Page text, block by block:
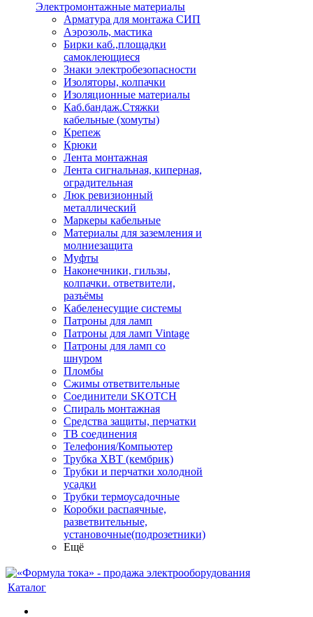
Электромонтажные материалы
Арматура для монтажа СИП
Аэрозоль, мастика
Бирки каб.,площадки
самоклеющиеся
Знаки электробезопасности
Изоляторы, колпачки
Изоляционные материалы
Каб.бандаж.Стяжки
кабельные (хомуты)
Крепеж
Крюки
Лента монтажная
Лента сигнальная, киперная,
оградительная
Люк ревизионный
металлический
Маркеры кабельные
Материалы для заземления и
молниезащита
Муфты
Наконечники, гильзы,
колпачки. ответвители,
разъёмы
Кабеленесущие системы
Патроны для ламп
Патроны для ламп Vintage
Патроны для ламп со
шнуром
Пломбы
Сжимы ответвительные
Соединители SKOTCH
Спираль монтажная
Средства защиты, перчатки
ТВ соединения
Телефония/Компьютер
Трубка ХВТ (кембрик)
Трубки и перчатки холодной
усадки
Трубки термоусадочные
Коробки распаячные,
разветвительные,
установочные(подрозетники)
Ещё
Каталог